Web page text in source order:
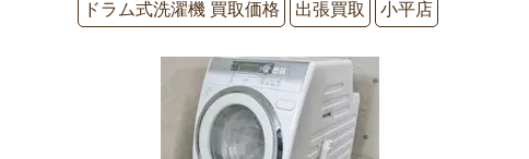
ドラム式洗濯機 買取価格
出張買取 小平店